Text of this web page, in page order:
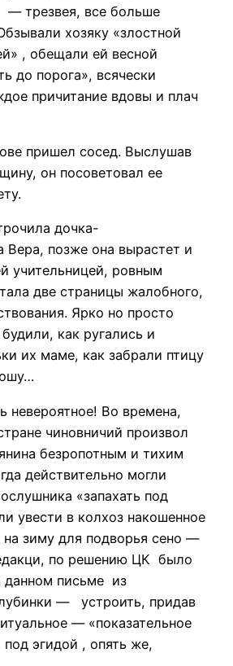
— трезвея, все больше
хозяку «злостной
, обещали ей весной
до порога», всячески
причитание вдовы и плач
пришел сосед. Выслушав
он посоветовал ее
дочка-
Вера, позже она вырастет и
учительницей, ровным
две страницы жалобного,
Ярко но просто
как ругались и
их маме, как забрали птицу
Во времена,
чиновничий произвол
безропотным и тихим
действительно могли
«запахать под
увести в колхоз накошенное
зиму для подворья сено —
по решению ЦК было
данном письме из
— устроить, придав
— «показательное
эгидой , опять же,